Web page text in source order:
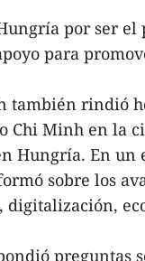
por ser el
para
también rindió
Chi Minh en la
Hungría. En
sobre los
digitalización,
preguntas